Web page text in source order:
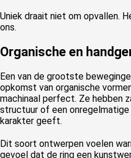
Uniek draait niet om opvallen.
ons.
Organische en
Een van de grootste
opkomst van organische
machinaal perfect. Ze hebben
structuur of een onregelmatige
karakter geeft.
Dit soort ontwerpen voelen
gevoel dat de ring een